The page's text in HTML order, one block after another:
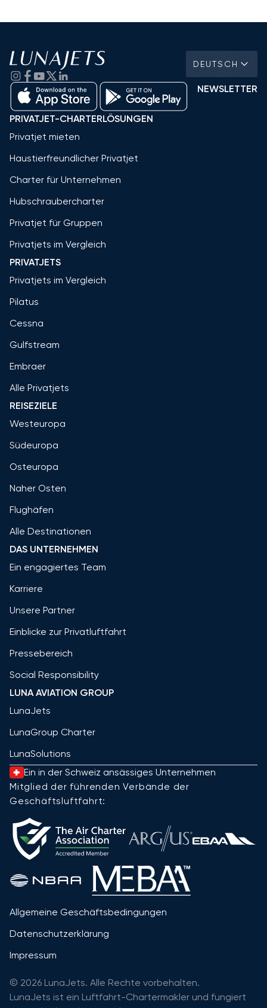
DEUTSCH
NEWSLETTER
PRIVATJET-CHARTERLÖSUNGEN
Privatjet mieten
Haustierfreundlicher Privatjet
Charter für Unternehmen
Hubschraubercharter
Privatjet für Gruppen
Privatjets im Vergleich
PRIVATJETS
Privatjets im Vergleich
Pilatus
Cessna
Gulfstream
Embraer
Alle Privatjets
REISEZIELE
Westeuropa
Südeuropa
Osteuropa
Naher Osten
Flughäfen
Alle Destinationen
DAS UNTERNEHMEN
Ein engagiertes Team
Karriere
Unsere Partner
Einblicke zur Privatluftfahrt
Pressebereich
Social Responsibility
LUNA AVIATION GROUP
LunaJets
LunaGroup Charter
LunaSolutions
Ein in der Schweiz ansässiges Unternehmen
Mitglied der führenden Verbände der
Geschäftsluftfahrt:
Allgemeine Geschäftsbedingungen
Datenschutzerklärung
Impressum
© 2026 LunaJets. Alle Rechte vorbehalten.
LunaJets ist ein Luftfahrt-Chartermakler und fungiert